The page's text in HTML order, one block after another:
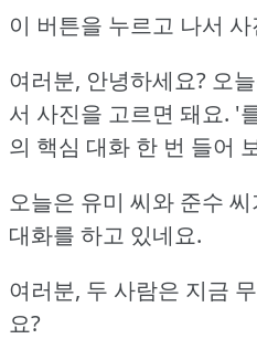
이 버튼을 누르고 나서
여러분, 안녕하세요? 오
서 사진을 고르면 돼요. '
의 핵심 대화 한 번 들어
오늘은 유미 씨와 준수
대화를 하고 있네요.
여러분, 두 사람은 지금
요?